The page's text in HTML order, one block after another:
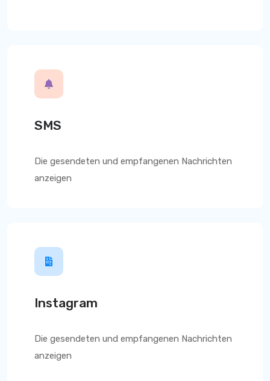
SMS
Die gesendeten und empfangenen Nachrichten
anzeigen
Instagram
Die gesendeten und empfangenen Nachrichten
anzeigen